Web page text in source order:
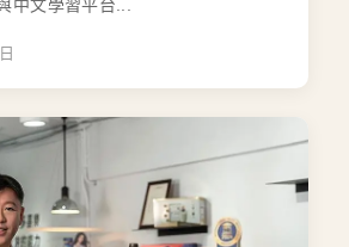
中文學習平台...